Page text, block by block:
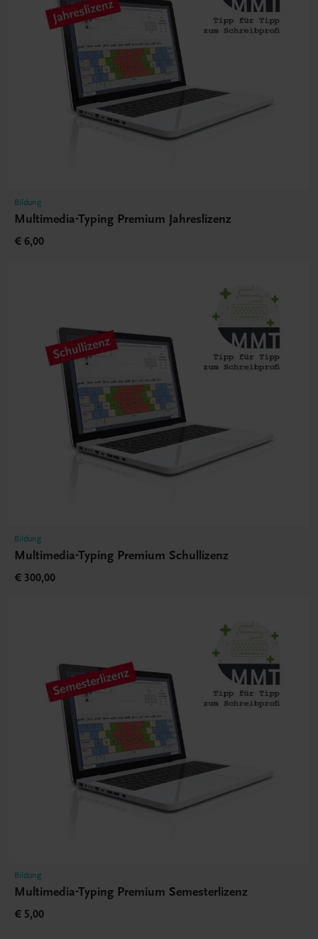
Bildung
Multimedia-Typing Premium Jahreslizenz
€ 6,00
Bildung
Multimedia-Typing Premium Schullizenz
€ 300,00
Bildung
Multimedia-Typing Premium Semesterlizenz
€ 5,00